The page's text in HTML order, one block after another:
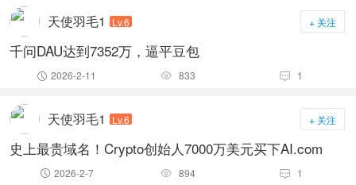
天使羽毛1 Lv.6 + 关注
千问DAU达到7352万，逼平豆包
 2026-2-11  833  1
天使羽毛1 Lv.6 + 关注
史上最贵域名！Crypto创始人7000万美元买下AI.com
 2026-2-7  894  1